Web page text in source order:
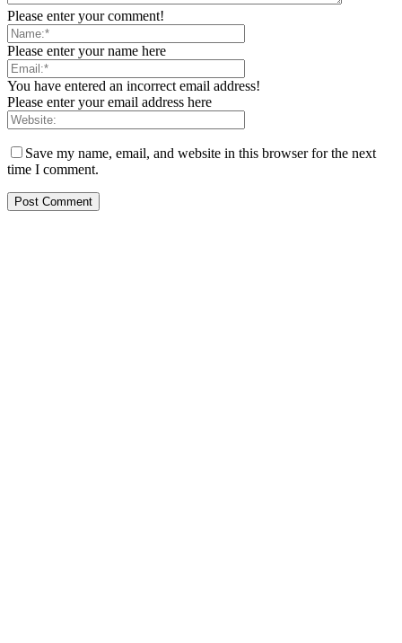
Please enter your comment!
Please enter your name here
You have entered an incorrect email address!
Please enter your email address here
Save my name, email, and website in this browser for the next
time I comment.